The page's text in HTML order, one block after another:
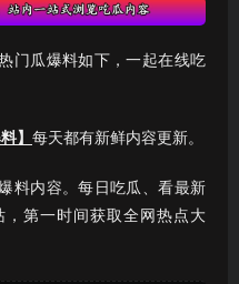
门瓜爆料如下，一起在线吃
】 每天都有新鲜内容更新。
料内容。每日吃瓜、看最新
，第一时间获取全网热点大